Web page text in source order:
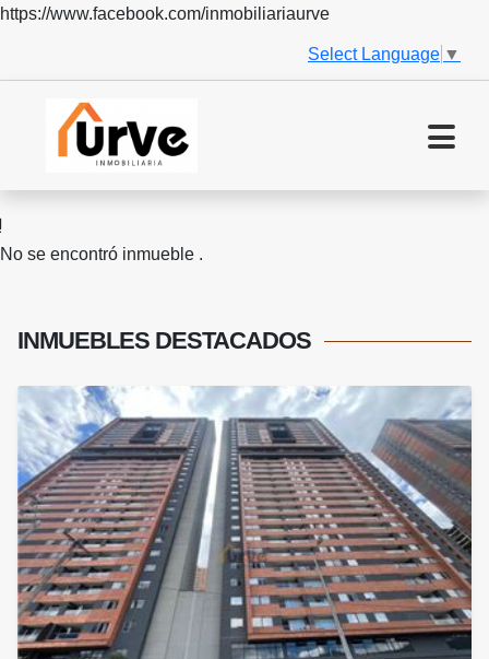
https://www.facebook.com/inmobiliariaurve
Select Language ▼
No se encontró inmueble .
INMUEBLES DESTACADOS